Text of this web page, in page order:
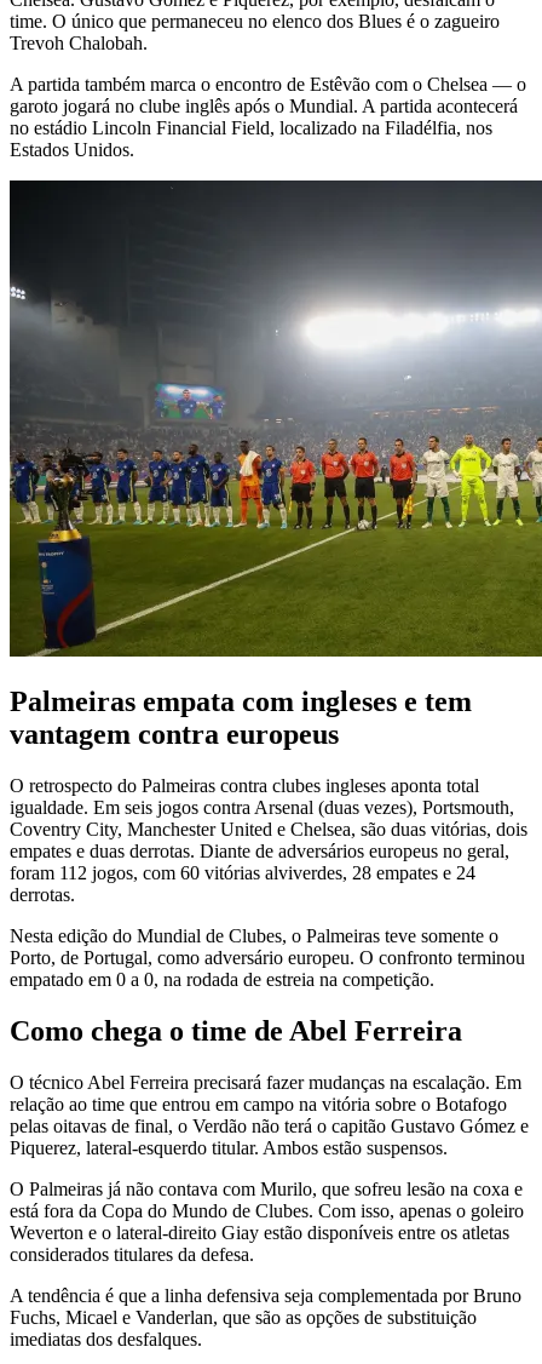
time. O único que permaneceu no elenco dos Blues é o zagueiro
Trevoh Chalobah.
A partida também marca o encontro de Estêvão com o Chelsea — o
garoto jogará no clube inglês após o Mundial. A partida acontecerá
no estádio Lincoln Financial Field, localizado na Filadélfia, nos
Estados Unidos.
Palmeiras empata com ingleses e tem
vantagem contra europeus
O retrospecto do Palmeiras contra clubes ingleses aponta total
igualdade. Em seis jogos contra Arsenal (duas vezes), Portsmouth,
Coventry City, Manchester United e Chelsea, são duas vitórias, dois
empates e duas derrotas. Diante de adversários europeus no geral,
foram 112 jogos, com 60 vitórias alviverdes, 28 empates e 24
derrotas.
Nesta edição do Mundial de Clubes, o Palmeiras teve somente o
Porto, de Portugal, como adversário europeu. O confronto terminou
empatado em 0 a 0, na rodada de estreia na competição.
Como chega o time de Abel Ferreira
O técnico Abel Ferreira precisará fazer mudanças na escalação. Em
relação ao time que entrou em campo na vitória sobre o Botafogo
pelas oitavas de final, o Verdão não terá o capitão Gustavo Gómez e
Piquerez, lateral-esquerdo titular. Ambos estão suspensos.
O Palmeiras já não contava com Murilo, que sofreu lesão na coxa e
está fora da Copa do Mundo de Clubes. Com isso, apenas o goleiro
Weverton e o lateral-direito Giay estão disponíveis entre os atletas
considerados titulares da defesa.
A tendência é que a linha defensiva seja complementada por Bruno
Fuchs, Micael e Vanderlan, que são as opções de substituição
imediatas dos desfalques.